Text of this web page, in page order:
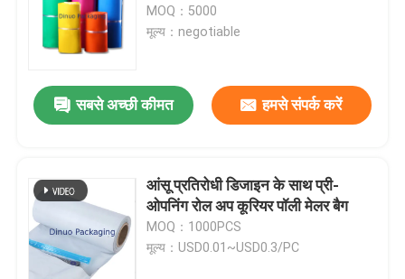
MOQ：5000
मूल्य：negotiable
सबसे अच्छी कीमत हमसे संपर्क करें
आंसू प्रतिरोधी डिजाइन के साथ प्री-
ओपनिंग रोल अप कूरियर पॉली मेलर बैग
MOQ：1000PCS
मूल्य：USD0.01~USD0.3/PC